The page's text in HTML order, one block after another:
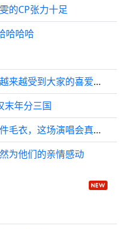
的CP张力十足
哈哈哈
实力与美貌并存的老魏，作品越来越受到大家的喜爱，不仅有颜值…
末年分三国
终于在最后一首歌时穿上了一件毛衣，这场演唱会真是冷坏了！
为他们的亲情感动